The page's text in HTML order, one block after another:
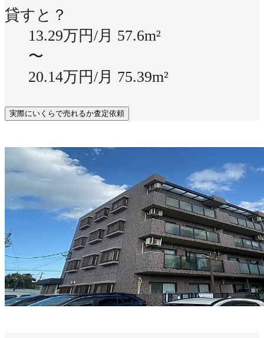
貸すと？
13.29万円/月 57.6m²
〜
20.14万円/月 75.39m²
実際にいくらで売れるか査定依頼